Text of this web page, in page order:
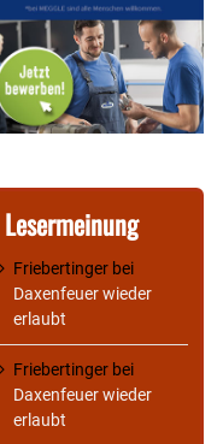
Lesermeinung
Friebertinger bei
Daxenfeuer wieder
erlaubt
Friebertinger bei
Daxenfeuer wieder
erlaubt